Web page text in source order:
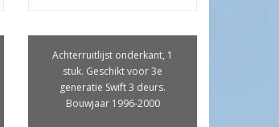
Achterruitlijst onderkant, 1
stuk. Geschikt voor 3e
generatie Swift 3 deurs.
Bouwjaar 1996-2000